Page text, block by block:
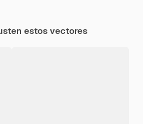
estos vectores